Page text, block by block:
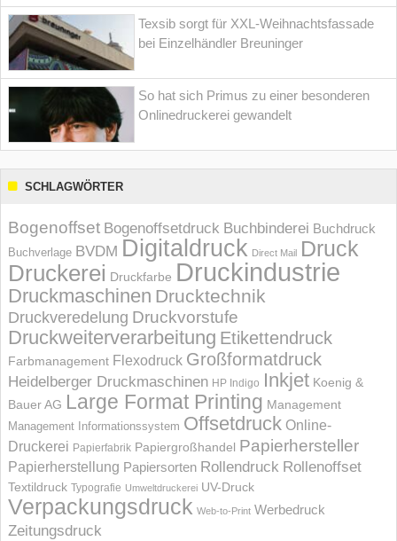
Texsib sorgt für XXL-Weihnachtsfassade
bei Einzelhändler Breuninger
So hat sich Primus zu einer besonderen
Onlinedruckerei gewandelt
SCHLAGWÖRTER
Bogenoffset Bogenoffsetdruck Buchbinderei Buchdruck
Buchverlage BVDM Digitaldruck Direct Mail Druck
Druckerei Druckfarbe Druckindustrie
Druckmaschinen Drucktechnik
Druckveredelung Druckvorstufe
Druckweiterverarbeitung Etikettendruck
Farbmanagement Flexodruck Großformatdruck
Heidelberger Druckmaschinen HP Indigo Inkjet Koenig &
Bauer AG Large Format Printing Management
Management Informations­system Offsetdruck Online-
Druckerei Papierfabrik Papiergroßhandel Papierhersteller
Papierherstellung Papiersorten Rollendruck Rollenoffset
Textildruck Typografie Umweltdruckerei UV-Druck
Verpackungsdruck Web-to-Print Werbedruck
Zeitungsdruck